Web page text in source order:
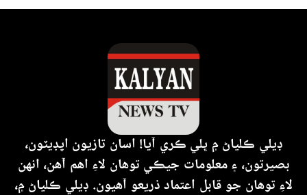
ڊيلي ڪلياڻ ۾ ڀلي ڪري آيا! اسان تازيون اپڊيٽون،
بصيرتون، ۽ معلومات جيڪي توهان لاءِ اهم آهن، انهن
لاءِ توهان جو قابل اعتماد ذريعو آهيون. ڊيلي ڪلياڻ ۾،